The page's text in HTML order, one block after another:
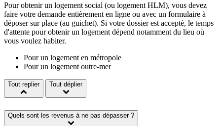
Pour obtenir un logement social (ou logement HLM), vous devez
faire votre demande entièrement en ligne ou avec un formulaire à
déposer sur place (au guichet). Si votre dossier est accepté, le temps
d'attente pour obtenir un logement dépend notamment du lieu où
vous voulez habiter.
Pour un logement en métropole
Pour un logement outre-mer
Tout replier Tout déplier
Quels sont les revenus à ne pas dépasser ?